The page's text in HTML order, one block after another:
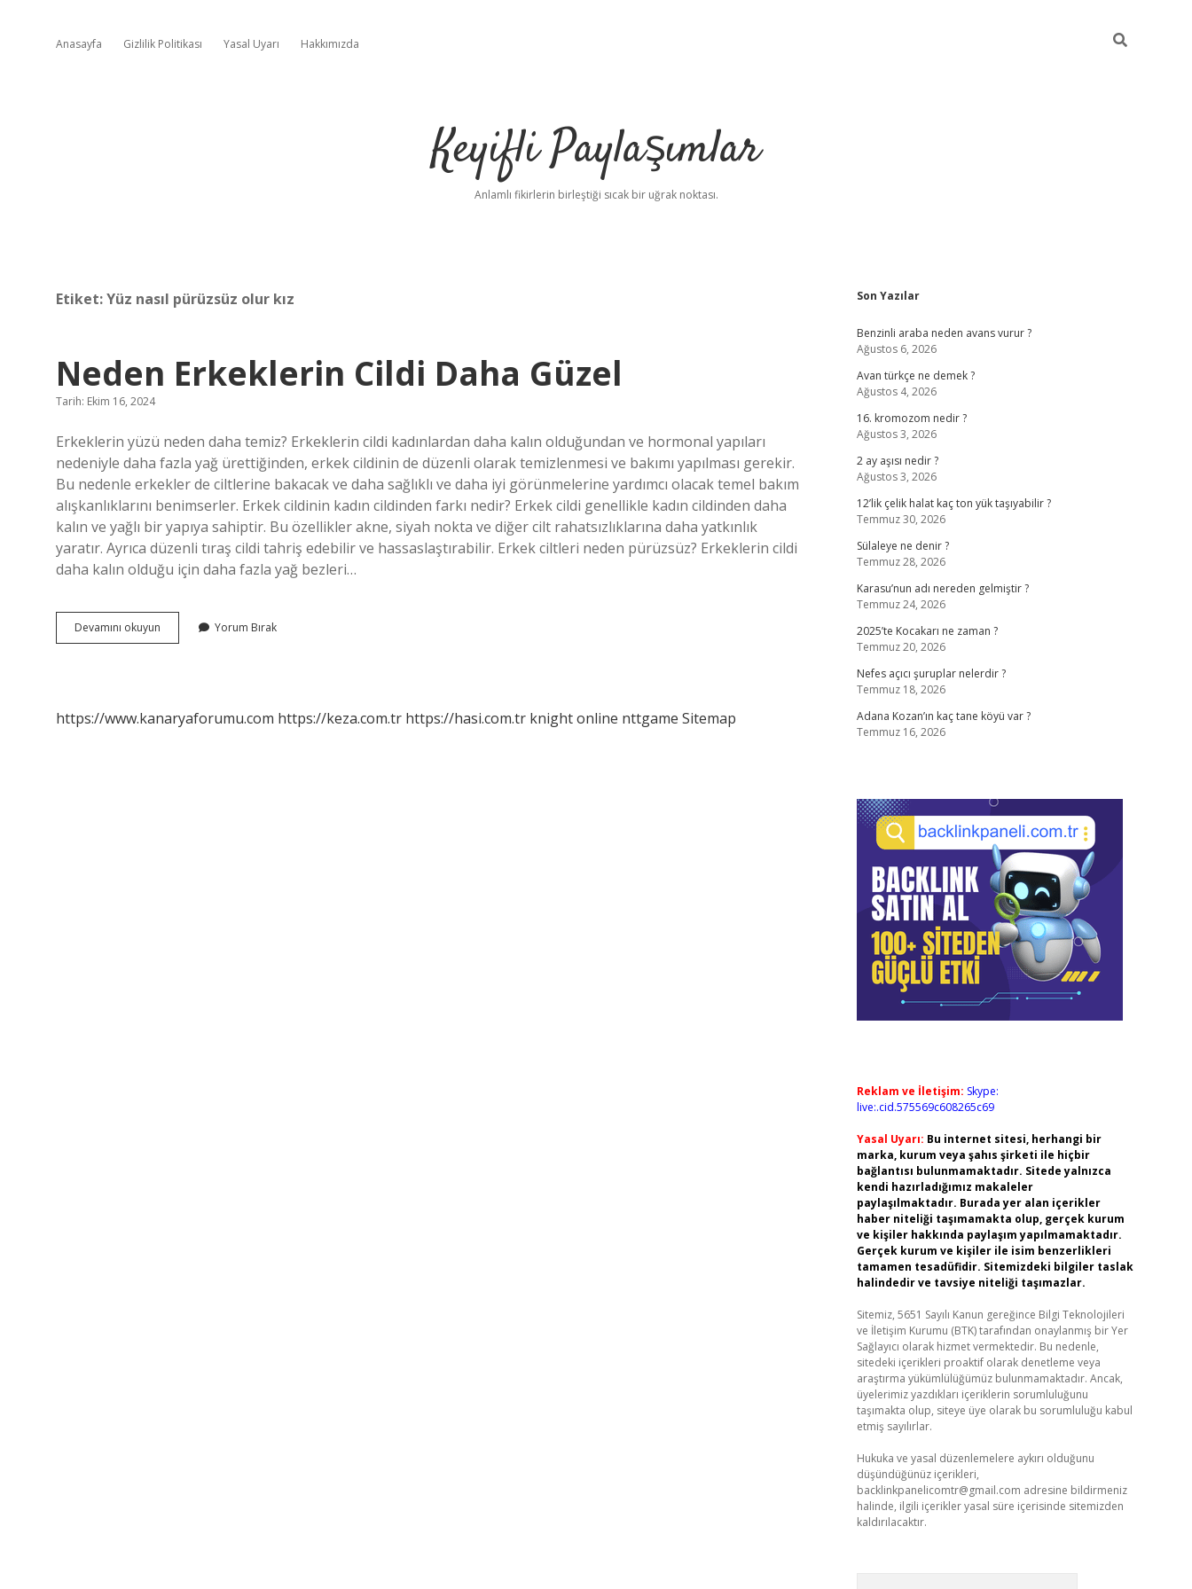
Anasayfa Gizlilik Politikası Yasal Uyarı Hakkımızda
Keyifli Paylaşımlar
Anlamlı fikirlerin birleştiği sıcak bir uğrak noktası.
Etiket:Yüz nasıl pürüzsüz olur kız
Neden Erkeklerin Cildi Daha Güzel
Tarih: Ekim 16, 2024
Erkeklerin yüzü neden daha temiz? Erkeklerin cildi kadınlardan daha kalın olduğundan ve hormonal yapıları
nedeniyle daha fazla yağ ürettiğinden, erkek cildinin de düzenli olarak temizlenmesi ve bakımı yapılması gerekir.
Bu nedenle erkekler de ciltlerine bakacak ve daha sağlıklı ve daha iyi görünmelerine yardımcı olacak temel bakım
alışkanlıklarını benimserler. Erkek cildinin kadın cildinden farkı nedir? Erkek cildi genellikle kadın cildinden daha
kalın ve yağlı bir yapıya sahiptir. Bu özellikler akne, siyah nokta ve diğer cilt rahatsızlıklarına daha yatkınlık
yaratır. Ayrıca düzenli tıraş cildi tahriş edebilir ve hassaslaştırabilir. Erkek ciltleri neden pürüzsüz? Erkeklerin cildi
daha kalın olduğu için daha fazla yağ bezleri…
Devamını okuyun
Erkeklerin
Yorum Bırak
https://www.kanaryaforumu.com https://keza.com.tr https://hasi.com.tr knight online nttgame Sitemap
Sidebar
Son Yazılar
Benzinli araba neden avans vurur ?
Ağustos 6, 2026
Avan türkçe ne demek ?
Ağustos 4, 2026
16. kromozom nedir ?
Ağustos 3, 2026
2 ay aşısı nedir ?
Ağustos 3, 2026
12’lik çelik halat kaç ton yük taşıyabilir ?
Temmuz 30, 2026
Sülaleye ne denir ?
Temmuz 28, 2026
Karasu’nun adı nereden gelmiştir ?
Temmuz 24, 2026
2025’te Kocakarı ne zaman ?
Temmuz 20, 2026
Nefes açıcı şuruplar nelerdir ?
Temmuz 18, 2026
Adana Kozan’ın kaç tane köyü var ?
Temmuz 16, 2026
Reklam ve İletişim: Skype:
live:.cid.575569c608265c69
Yasal Uyarı: Bu internet sitesi, herhangi bir
marka, kurum veya şahıs şirketi ile hiçbir
bağlantısı bulunmamaktadır. Sitede yalnızca
kendi hazırladığımız makaleler
paylaşılmaktadır. Burada yer alan içerikler
haber niteliği taşımamakta olup, gerçek kurum
ve kişiler hakkında paylaşım yapılmamaktadır.
Gerçek kurum ve kişiler ile isim benzerlikleri
tamamen tesadüfidir. Sitemizdeki bilgiler taslak
halindedir ve tavsiye niteliği taşımazlar.
Sitemiz, 5651 Sayılı Kanun gereğince Bilgi Teknolojileri
ve İletişim Kurumu (BTK) tarafından onaylanmış bir Yer
Sağlayıcı olarak hizmet vermektedir. Bu nedenle,
sitedeki içerikleri proaktif olarak denetleme veya
araştırma yükümlülüğümüz bulunmamaktadır. Ancak,
üyelerimiz yazdıkları içeriklerin sorumluluğunu
taşımakta olup, siteye üye olarak bu sorumluluğu kabul
etmiş sayılırlar.
Hukuka ve yasal düzenlemelere aykırı olduğunu
düşündüğünüz içerikleri,
backlinkpanelicomtr@gmail.com adresine bildirmeniz
halinde, ilgili içerikler yasal süre içerisinde sitemizden
kaldırılacaktır.